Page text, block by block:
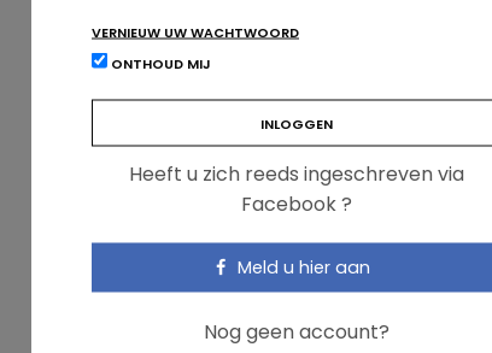
VERNIEUW UW WACHTWOORD
ONTHOUD MIJ
Heeft u zich reeds ingeschreven via
Facebook ?
Meld u hier aan
Nog geen account?